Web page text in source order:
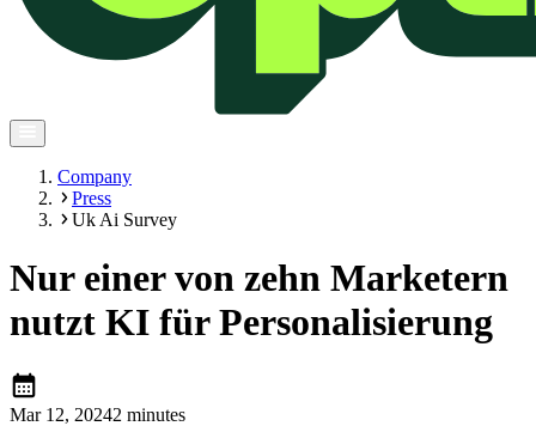
Company
Press
Uk Ai Survey
Nur einer von zehn Marketern
nutzt KI für Personalisierung
calendar_month
Mar 12, 20242 minutes